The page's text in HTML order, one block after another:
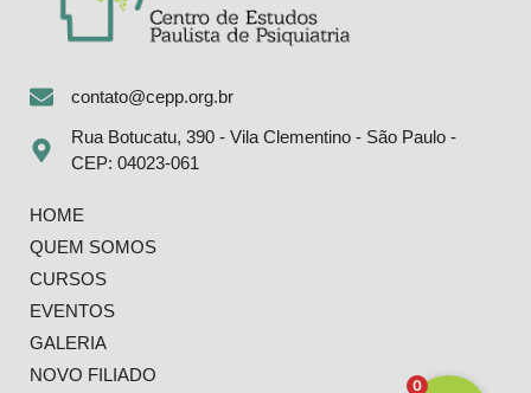
contato@cepp.org.br
Rua Botucatu, 390 - Vila Clementino - São Paulo -
CEP: 04023-061
HOME
QUEM SOMOS
CURSOS
EVENTOS
GALERIA
NOVO FILIADO
0